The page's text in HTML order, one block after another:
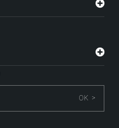
OK >